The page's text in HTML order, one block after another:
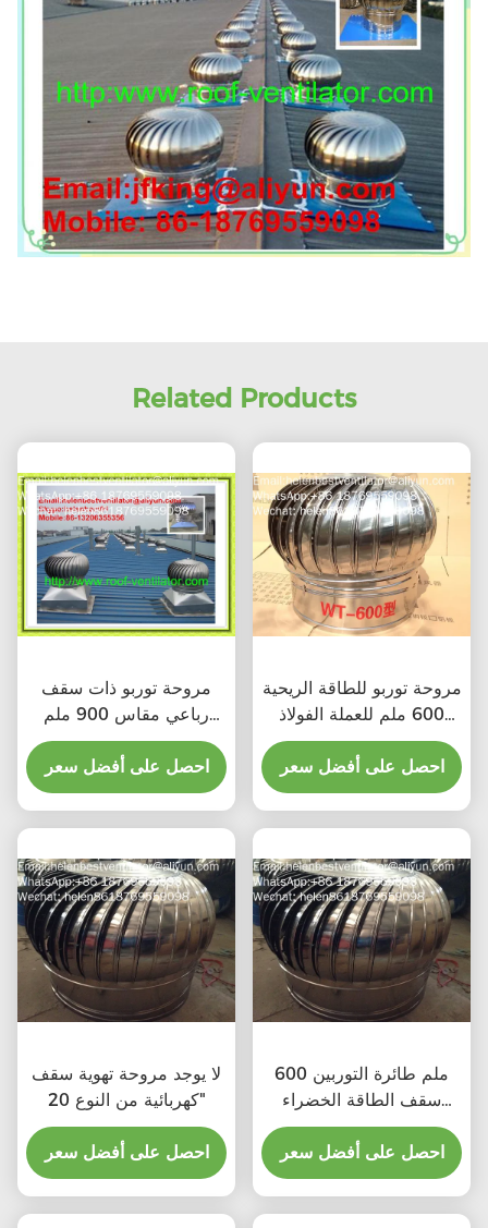
Related Products
مروحة توربو ذات سقف
رباعي مقاس 900 ملم
للصلب المقاوم للصدأ
احصل على أفضل سعر
مروحة توربو للطاقة الريحية
600 ملم للعملة الفولاذ
المقاوم للصدأ
احصل على أفضل سعر
لا يوجد مروحة تهوية سقف
كهربائية من النوع 20"
احصل على أفضل سعر
600 ملم طائرة التوربين
سقف الطاقة الخضراء
مروحة الصرف الصحي
احصل على أفضل سعر